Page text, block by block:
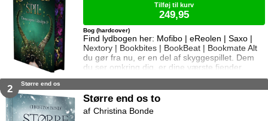
Find lydbogen her: Mofibo | eReolen | Saxo |
Nextory | Bookbites | BookBeat | Bookmate Alt
du gør fra nu, er en del af skyggespillet. Dem
du ser omkring dig, er dine værste fjender.
Syttenårige Akela har accepteret dronning
hun gennemføre skyggespillet; en række
magiske dueller der afgør de Udvalgtes fremtid.
Kun ved at udmærke sig og opnå en plads som
Bog (hardcover)
Tilføj til kurv
249,95
2 Større end os
Større end os to
Christina Bonde